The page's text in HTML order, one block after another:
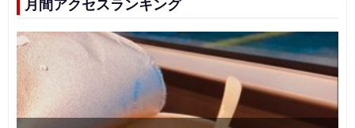
月間アクセスランキング